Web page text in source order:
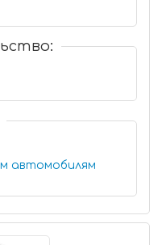
автомобилям